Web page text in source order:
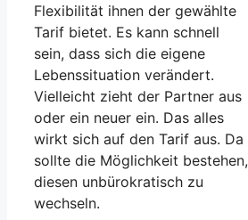
Flexibilität ihnen der gewählte
Tarif bietet. Es kann schnell
sein, dass sich die eigene
Lebenssituation verändert.
Vielleicht zieht der Partner aus
oder ein neuer ein. Das alles
wirkt sich auf den Tarif aus. Da
sollte die Möglichkeit bestehen,
diesen unbürokratisch zu
wechseln.